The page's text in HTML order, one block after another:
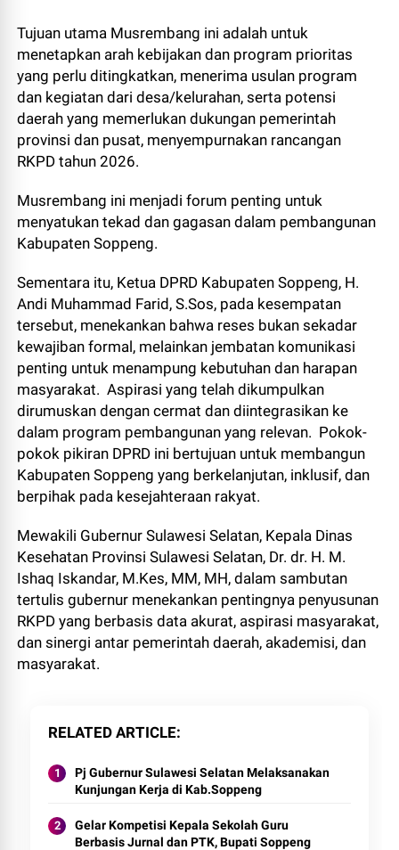
Tujuan utama Musrembang ini adalah untuk
menetapkan arah kebijakan dan program prioritas
yang perlu ditingkatkan, menerima usulan program
dan kegiatan dari desa/kelurahan, serta potensi
daerah yang memerlukan dukungan pemerintah
provinsi dan pusat, menyempurnakan rancangan
RKPD tahun 2026.
Musrembang ini menjadi forum penting untuk
menyatukan tekad dan gagasan dalam pembangunan
Kabupaten Soppeng.
Sementara itu, Ketua DPRD Kabupaten Soppeng, H.
Andi Muhammad Farid, S.Sos, pada kesempatan
tersebut, menekankan bahwa reses bukan sekadar
kewajiban formal, melainkan jembatan komunikasi
penting untuk menampung kebutuhan dan harapan
masyarakat. Aspirasi yang telah dikumpulkan
dirumuskan dengan cermat dan diintegrasikan ke
dalam program pembangunan yang relevan. Pokok-
pokok pikiran DPRD ini bertujuan untuk membangun
Kabupaten Soppeng yang berkelanjutan, inklusif, dan
berpihak pada kesejahteraan rakyat.
Mewakili Gubernur Sulawesi Selatan, Kepala Dinas
Kesehatan Provinsi Sulawesi Selatan, Dr. dr. H. M.
Ishaq Iskandar, M.Kes, MM, MH, dalam sambutan
tertulis gubernur menekankan pentingnya penyusunan
RKPD yang berbasis data akurat, aspirasi masyarakat,
dan sinergi antar pemerintah daerah, akademisi, dan
masyarakat.
RELATED ARTICLE
Pj Gubernur Sulawesi Selatan Melaksanakan
Kunjungan Kerja di Kab.Soppeng
Gelar Kompetisi Kepala Sekolah Guru
Berbasis Jurnal dan PTK, Bupati Soppeng